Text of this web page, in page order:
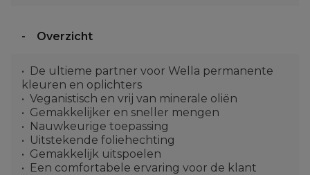
Overzicht
De ultieme partner voor Wella permanente
kleuren en oplichters
Veganistisch en vrij van minerale oliën
Gemakkelijker en sneller mengen
Nauwkeurige toepassing
Uitstekende foliehechting
Gemakkelijk uitspoelen
Een comfortabele ervaring voor de klant